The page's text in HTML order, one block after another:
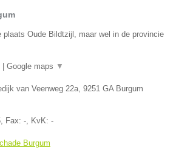
plaats Oude Bildtzijl, maar wel in de provincie
Google maps ▼
van Veenweg 22a, 9251 GA Burgum
, Fax: -, KvK: -
Burgum